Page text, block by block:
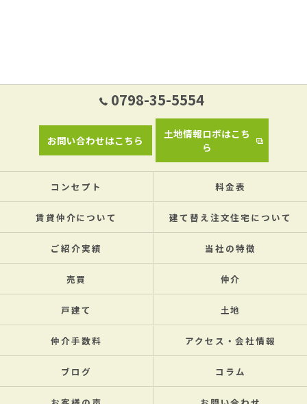
0798-35-5554
お問い合わせはこちら
土地情報ロボはこち
ら
コンセプト 料金表
賃貸仲介について 建て替え注文住宅について
ご紹介実績 当社の特徴
売買 仲介
戸建て 土地
仲介手数料 アクセス・会社情報
ブログ コラム